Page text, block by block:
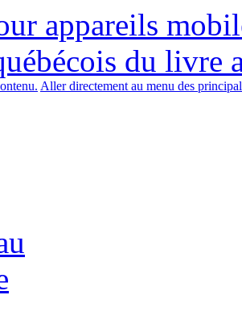
appareils
du livre
Aller directement au menu des